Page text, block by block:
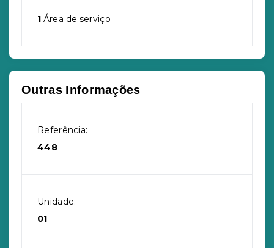
1 Área de serviço
Outras Informações
Referência:
448
Unidade:
01